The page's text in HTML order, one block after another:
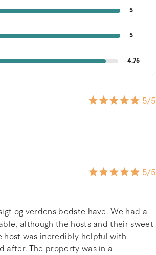
5
5
4.75
5/5
5/5
og verdens bedste have. We had a
although the hosts and their sweet
host was incredibly helpful with
after. The property was in a